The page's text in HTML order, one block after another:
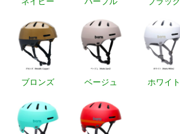
ブロンズ ベージュ ホワイト